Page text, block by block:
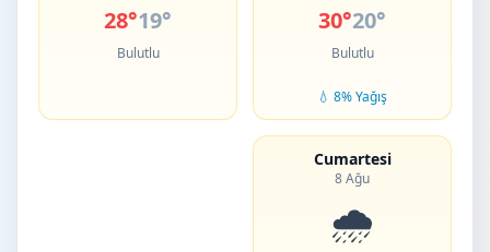
28°19°
Bulutlu
30°20°
Bulutlu
💧 8% Yağış
Cumartesi
8 Ağu
🌧️